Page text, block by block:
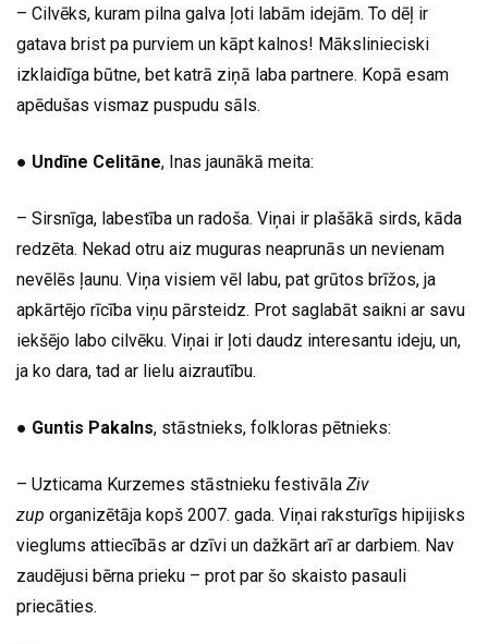
– Cilvēks, kuram pilna galva ļoti labām idejām. To dēļ ir
gatava brist pa purviem un kāpt kalnos! Mākslinieciski
izklaidīga būtne, bet katrā ziņā laba partnere. Kopā esam
apēdušas vismaz puspudu sāls.
● Undīne Celitāne, Inas jaunākā meita:
– Sirsnīga, labestība un radoša. Viņai ir plašākā sirds, kāda
redzēta. Nekad otru aiz muguras neaprunās un nevienam
nevēlēs ļaunu. Viņa visiem vēl labu, pat grūtos brīžos, ja
apkārtējo rīcība viņu pārsteidz. Prot saglabāt saikni ar savu
iekšējo labo cilvēku. Viņai ir ļoti daudz interesantu ideju, un,
ja ko dara, tad ar lielu aizrautību.
● Guntis Pakalns, stāstnieks, folkloras pētnieks:
– Uzticama Kurzemes stāstnieku festivāla Ziv
zup organizētāja kopš 2007. gada. Viņai raksturīgs hipijisks
vieglums attiecībās ar dzīvi un dažkārt arī ar darbiem. Nav
zaudējusi bērna prieku – prot par šo skaisto pasauli
priecāties.